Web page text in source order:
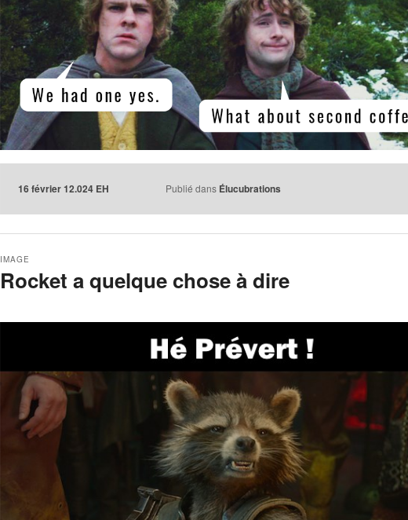
16 février 12.024 EH Publié dans Élucubrations
Rocket a quelque chose à dire
IMAGE